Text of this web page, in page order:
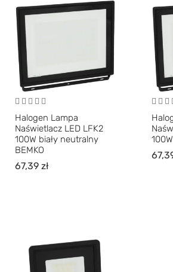
Halogen Lampa
Naświetlacz LED LFK2
100W biały neutralny
BEMKO
67,39 zł